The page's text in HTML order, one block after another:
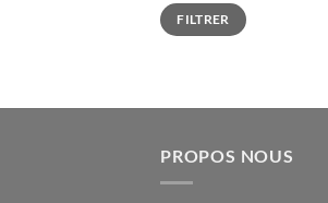
Prix
min
Prix
maxFILTRER
PROPOS NOUS